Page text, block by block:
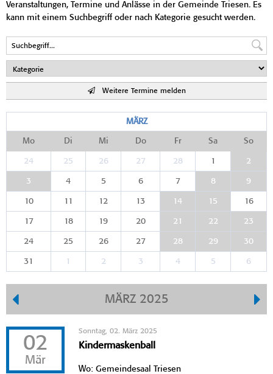
Veranstaltungen, Termine und Anlässe in der Gemeinde Triesen. Es
kann mit einem Suchbegriff oder nach Kategorie gesucht werden.
Weitere Termine melden
MÄRZ
Mo Di Mi Do Fr Sa So
24 25 26 27 28 1 2
3 4 5 6 7 8 9
10 11 12 13 14 15 16
17 18 19 20 21 22 23
24 25 26 27 28 29 30
31 1 2 3 4 5 6
MÄRZ 2025
02
Mär
Sonntag, 02. März 2025
Kindermaskenball
Wo: Gemeindesaal Triesen